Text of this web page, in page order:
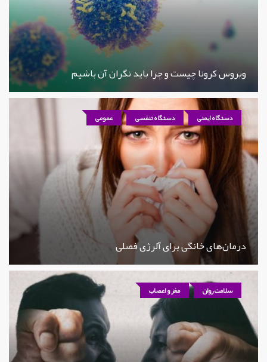
ویروس کرونا چیست و چرا باید نگران آن باشیم
دستگاه ایمنی دستگاه تنفسی عمومی
درمان‌های خانگی برای آلرژی فصلی
سلامت روان مغز و اعصاب